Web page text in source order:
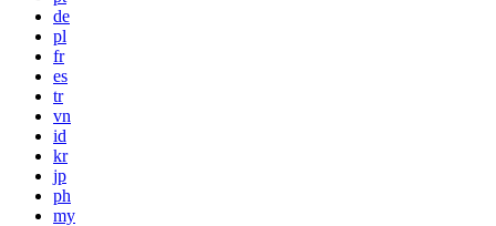
de
pl
fr
es
tr
vn
id
kr
jp
ph
my